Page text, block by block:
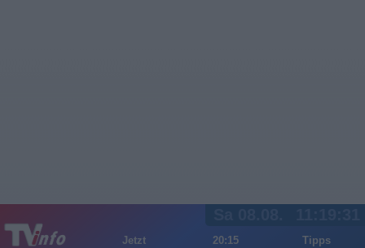
Jetzt 20:15
Tipps